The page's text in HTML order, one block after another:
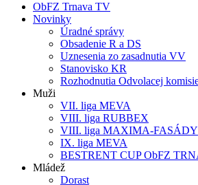
ObFZ Trnava TV
Novinky
Úradné správy
Obsadenie R a DS
Uznesenia zo zasadnutia VV
Stanovisko KR
Rozhodnutia Odvolacej
Muži
VII. liga MEVA
VIII. liga RUBBEX
VIII. liga MAXIMA-FASÁDY
IX. liga MEVA
BESTRENT CUP ObFZ
Mládež
Dorast